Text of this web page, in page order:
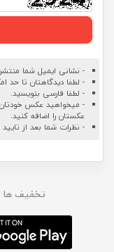
- نشانی ایمیل شما
- لطفا دیدگاهتان تا حد
- لطفا فارسی بنویسید.
- میخواهید عکس خودتان
عکستان را اضافه کنید.
- نظرات شما بعد از
تخفیف ها